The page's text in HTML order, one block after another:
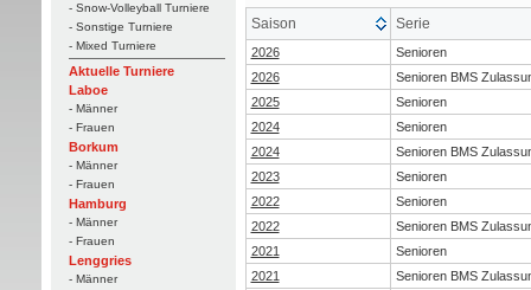
- Snow-Volleyball Turniere
- Sonstige Turniere
- Mixed Turniere
Aktuelle Turniere
Laboe
- Männer
- Frauen
Borkum
- Männer
- Frauen
Hamburg
- Männer
- Frauen
Lenggries
- Männer
Saison Serie
2026
Senioren
2026
Senioren BMS
2025
Senioren
2024
Senioren
2024
Senioren BMS
2023
Senioren
2022
Senioren
2022
Senioren BMS
2021
Senioren
2021
Senioren BMS